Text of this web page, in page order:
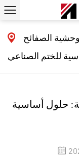
الصفائح
للختم الصناعي
حلول أساسية